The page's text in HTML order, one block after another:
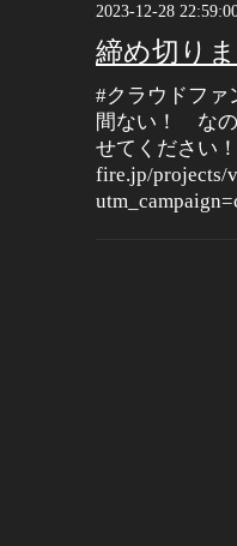
2023-12-28
締め切り
#クラウドファ
間ない！ なの
せてください
fire.jp/projects/